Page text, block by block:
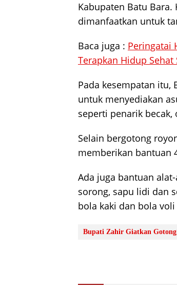
Kabupaten Batu
dimanfaatkan untuk
Baca juga : Peringatai
Terapkan Hidup Sehat
Pada kesempatan itu,
untuk menyediakan
seperti penarik
Selain bergotong
memberikan bantuan
Ada juga bantuan
sorong, sapu lidi dan
bola kaki dan bola
Bupati Zahir Giatkan